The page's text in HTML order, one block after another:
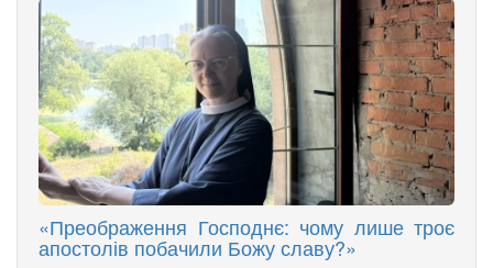
«Преображення Господнє: чому лише троє
апостолів побачили Божу славу?»